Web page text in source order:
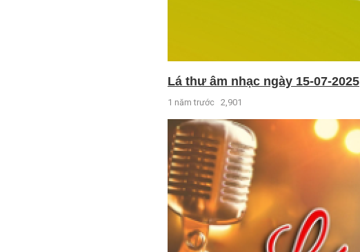
Lá thư âm nhạc ngày 15-07-2025
1 năm trước 2,901